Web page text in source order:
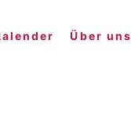
Über uns